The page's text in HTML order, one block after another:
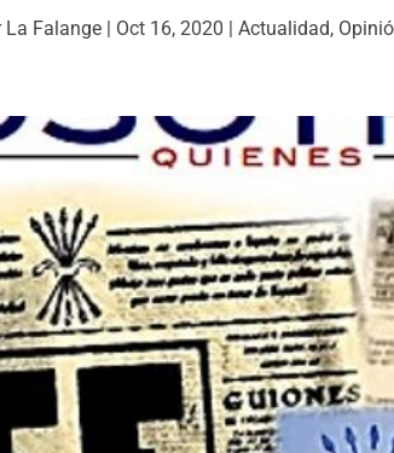
La Falange | Oct 16, 2020 |Actualidad,